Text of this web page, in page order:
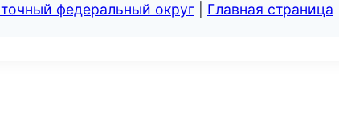
федеральный округ Главная страница